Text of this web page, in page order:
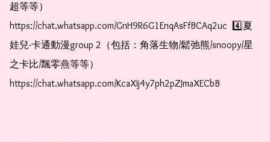
超等等）
https://chat.whatsapp.com/GnH9R6G1EnqAsFfBCAq2uc  4️⃣夏
娃兒-卡通動漫group 2（包括：角落生物/鬆弛熊/snoopy/星
之卡比/飄零燕等等）
https://chat.whatsapp.com/KcaXIj4y7ph2pZJmaXECbB